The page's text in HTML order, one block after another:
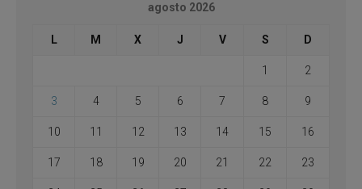
agosto 2026
L M X J V S D
1 2
3 4 5 6 7 8 9
10 11 12 13 14 15 16
17 18 19 20 21 22 23